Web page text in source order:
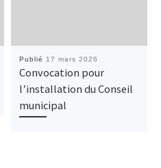
Publié 17 mars 2026
Convocation pour
l’installation du Conseil
municipal